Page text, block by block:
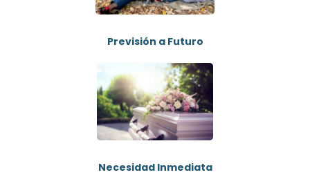
Previsión a Futuro
Necesidad Inmediata